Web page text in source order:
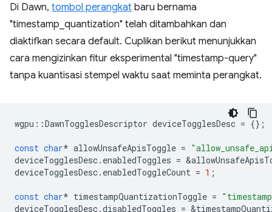
Di Dawn, tombol perangkat baru bernama
"timestamp_quantization" telah ditambahkan dan
diaktifkan secara default. Cuplikan berikut menunjukkan
cara mengizinkan fitur eksperimental "timestamp-query"
tanpa kuantisasi stempel waktu saat meminta perangkat.
wgpu ::DawnTogglesDescriptor deviceTogglesDesc = {};
const char* allowUnsafeApisToggle =
deviceTogglesDesc. enabledToggles = &
deviceTogglesDesc. enabledToggleCount = 1 ;
const char* timestampQuantizationToggle =
deviceTogglesDesc.disabledToggles = &